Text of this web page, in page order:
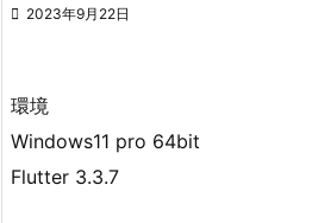
 2023年9月22日
環境
Windows11 pro 64bit
Flutter 3.3.7